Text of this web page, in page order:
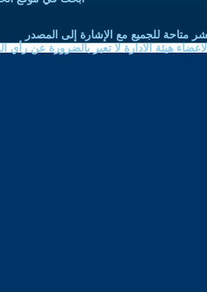
متاحة للجميع مع الإشارة إلى المصدر
هيئة الادارة لا تعبر بالضرورة عن رأي